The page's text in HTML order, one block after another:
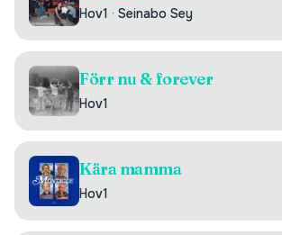
Hov1 · Seinabo Sey
Förr nu & forever
Hov1
Kära mamma
Hov1